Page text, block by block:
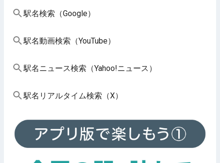
駅名検索（Google）
駅名動画検索（YouTube）
駅名ニュース検索（Yahoo!ニュース）
駅名リアルタイム検索（X）